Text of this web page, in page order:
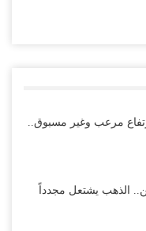
مرعب وغير مسبوق..
الذهب يشتعل مجدداً